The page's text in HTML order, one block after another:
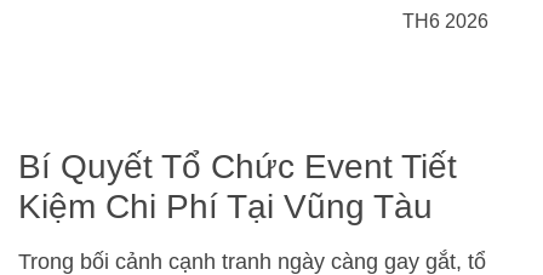
TH6 2026
Bí Quyết Tổ Chức Event Tiết
Kiệm Chi Phí Tại Vũng Tàu
Trong bối cảnh cạnh tranh ngày càng gay gắt, tổ